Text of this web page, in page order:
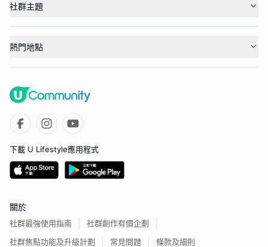
社群主題
熱門地點
下載 U Lifestyle應用程式
關於
社群最強使用指南
社群創作有價企劃
社群焦點功能及升級計劃
常見問題 條款及細則